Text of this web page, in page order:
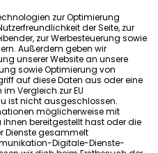
ausgetauscht werden
indem ihr
schaut. Hier ist das
beantworten wir euch
im Haus oder
sind hier7
Fälle.